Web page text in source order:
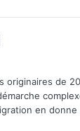
originaires de
en